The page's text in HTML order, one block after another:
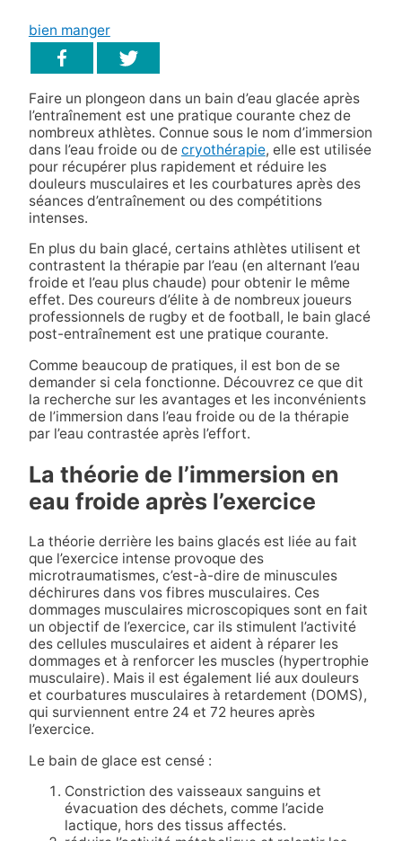
bien manger
Faire un plongeon dans un bain d’eau glacée après
l’entraînement est une pratique courante chez de
nombreux athlètes. Connue sous le nom d’immersion
dans l’eau froide ou de cryothérapie, elle est utilisée
pour récupérer plus rapidement et réduire les
douleurs musculaires et les courbatures après des
séances d’entraînement ou des compétitions
intenses.
En plus du bain glacé, certains athlètes utilisent et
contrastent la thérapie par l’eau (en alternant l’eau
froide et l’eau plus chaude) pour obtenir le même
effet. Des coureurs d’élite à de nombreux joueurs
professionnels de rugby et de football, le bain glacé
post-entraînement est une pratique courante.
Comme beaucoup de pratiques, il est bon de se
demander si cela fonctionne. Découvrez ce que dit
la recherche sur les avantages et les inconvénients
de l’immersion dans l’eau froide ou de la thérapie
par l’eau contrastée après l’effort.
La théorie de l’immersion en
eau froide après l’exercice
La théorie derrière les bains glacés est liée au fait
que l’exercice intense provoque des
microtraumatismes, c’est-à-dire de minuscules
déchirures dans vos fibres musculaires. Ces
dommages musculaires microscopiques sont en fait
un objectif de l’exercice, car ils stimulent l’activité
des cellules musculaires et aident à réparer les
dommages et à renforcer les muscles (hypertrophie
musculaire). Mais il est également lié aux douleurs
et courbatures musculaires à retardement (DOMS),
qui surviennent entre 24 et 72 heures après
l’exercice.
Le bain de glace est censé :
Constriction des vaisseaux sanguins et
évacuation des déchets, comme l’acide
lactique, hors des tissus affectés.